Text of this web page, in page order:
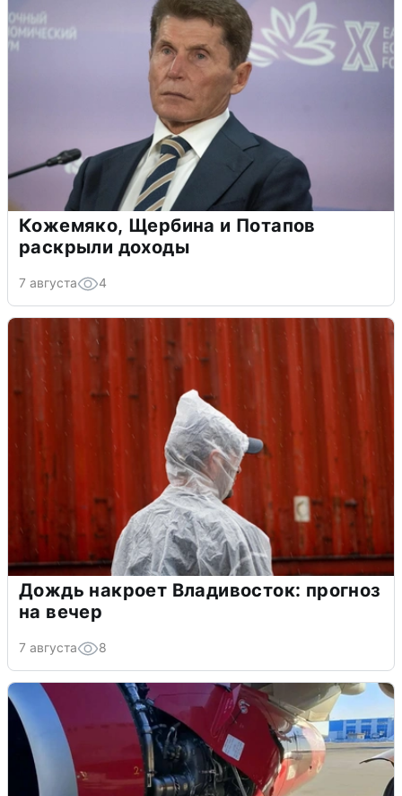
Кожемяко, Щербина и Потапов
раскрыли доходы
7 августа 4
Дождь накроет Владивосток: прогноз
на вечер
7 августа 8